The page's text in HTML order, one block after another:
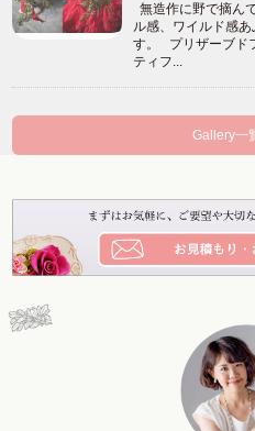
無造作に野で摘ん
ル感、ワイルド感
す。 プリザーブド
ティフ...
Gallery一